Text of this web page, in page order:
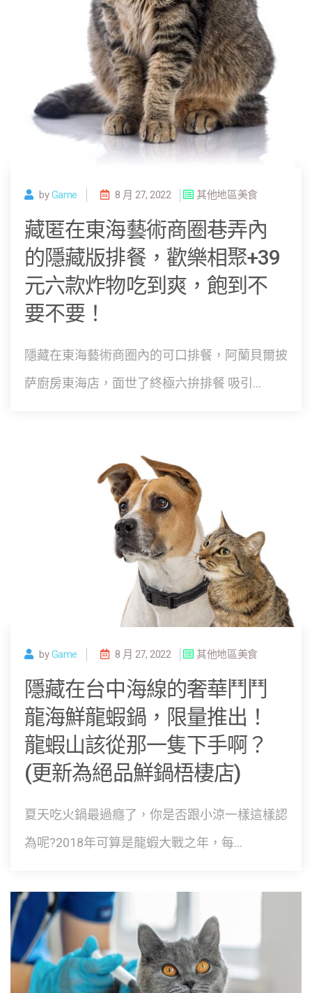
byGame 8 月 27, 2022 其他地區美食
藏匿在東海藝術商圈巷弄內
的隱藏版排餐，歡樂相聚+39
元六款炸物吃到爽，飽到不
要不要！
隱藏在東海藝術商圈內的可口排餐，阿蘭貝爾披
萨廚房東海店，面世了終極六拚排餐 吸引...
byGame 8 月 27, 2022 其他地區美食
隱藏在台中海線的奢華鬥鬥
龍海鮮龍蝦鍋，限量推出！
龍蝦山該從那一隻下手啊？
(更新為絕品鮮鍋梧棲店)
夏天吃火鍋最過癮了，你是否跟小涼一樣這樣認
為呢?2018年可算是龍蝦大戰之年，每...